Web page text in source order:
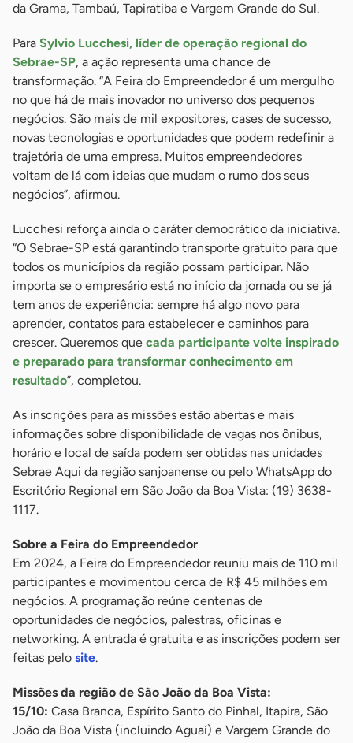
da Grama, Tambaú, Tapiratiba e Vargem Grande do Sul.
Para Sylvio Lucchesi, líder de operação regional do
Sebrae-SP, a ação representa uma chance de
transformação. “A Feira do Empreendedor é um mergulho
no que há de mais inovador no universo dos pequenos
negócios. São mais de mil expositores, cases de sucesso,
novas tecnologias e oportunidades que podem redefinir a
trajetória de uma empresa. Muitos empreendedores
voltam de lá com ideias que mudam o rumo dos seus
negócios”, afirmou.
Lucchesi reforça ainda o caráter democrático da iniciativa.
“O Sebrae-SP está garantindo transporte gratuito para que
todos os municípios da região possam participar. Não
importa se o empresário está no início da jornada ou se já
tem anos de experiência: sempre há algo novo para
aprender, contatos para estabelecer e caminhos para
crescer. Queremos que cada participante volte inspirado
e preparado para transformar conhecimento em
resultado”, completou.
As inscrições para as missões estão abertas e mais
informações sobre disponibilidade de vagas nos ônibus,
horário e local de saída podem ser obtidas nas unidades
Sebrae Aqui da região sanjoanense ou pelo WhatsApp do
Escritório Regional em São João da Boa Vista: (19) 3638-
1117.
Sobre a Feira do Empreendedor
Em 2024, a Feira do Empreendedor reuniu mais de 110 mil
participantes e movimentou cerca de R$ 45 milhões em
negócios. A programação reúne centenas de
oportunidades de negócios, palestras, oficinas e
networking. A entrada é gratuita e as inscrições podem ser
feitas pelo site.
Missões da região de São João da Boa Vista:
15/10: Casa Branca, Espírito Santo do Pinhal, Itapira, São
João da Boa Vista (incluindo Aguaí) e Vargem Grande do